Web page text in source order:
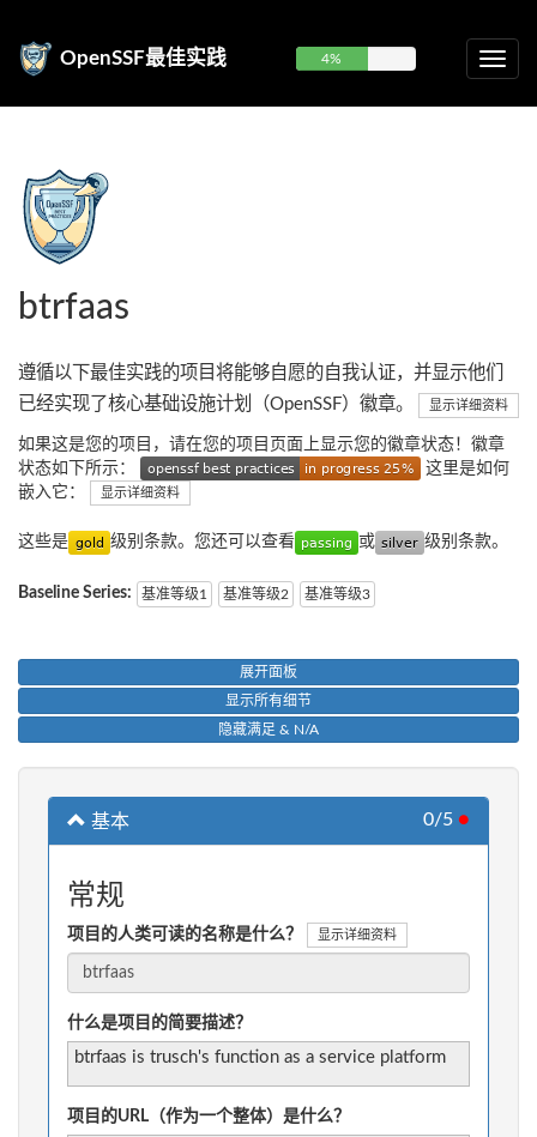
OpenSSF最佳实践 4%
btrfaas
遵循以下最佳实践的项目将能够自愿的自我认证，并显示他们
已经实现了核心基础设施计划（OpenSSF）徽章。
显示详细资料
如果这是您的项目，请在您的项目页面上显示您的徽章状态！徽章
状态如下所示：
这里是如何
嵌入它：
显示详细资料
这些是 级别条款。您还可以查看 或 级别条款。
Baseline Series: 基准等级1 基准等级2 基准等级3
展开面板
显示所有细节
隐藏满足 & N/A
基本 0/5 ●
常规
项目的人类可读的名称是什么？ 显示详细资料
什么是项目的简要描述？
btrfaas is trusch's function as a service platform
项目的URL（作为一个整体）是什么？